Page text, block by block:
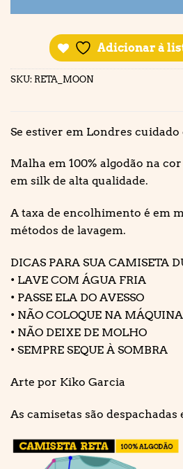
Adicionar à
SKU: RETA_MOON
Se estiver em Londres cuidado
Malha em 100% algodão na
em silk de alta qualidade.
A taxa de encolhimento é em
métodos de lavagem.
DICAS PARA SUA CAMISETA
• LAVE COM ÁGUA FRIA
• PASSE ELA DO AVESSO
• NÃO COLOQUE NA
• NÃO DEIXE DE MOLHO
• SEMPRE SEQUE À SOMBRA
Arte por Kiko Garcia
As camisetas são despachadas